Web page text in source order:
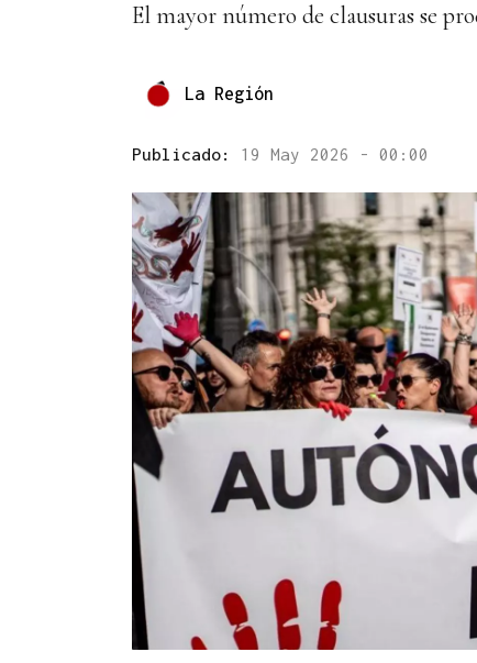
El mayor número de clausuras se
La Región
Publicado: 19 May 2026 - 00:00